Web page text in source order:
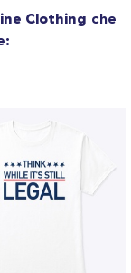
Clothing che